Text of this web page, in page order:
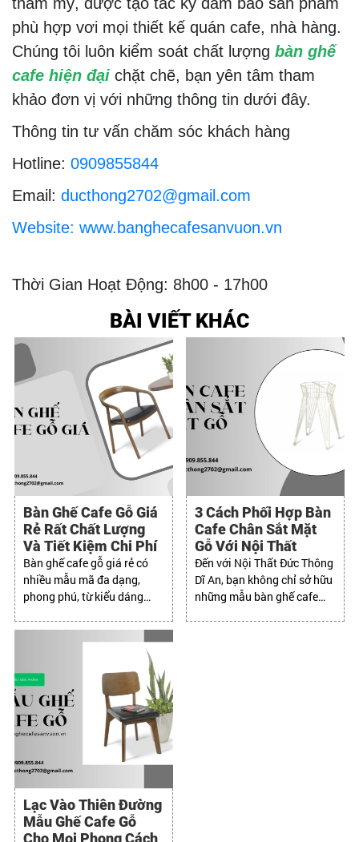
phù hợp vơi mọi thiết kế quán cafe, nhà hàng.
Chúng tôi luôn kiểm soát chất lượng bàn ghế
cafe hiện đại chặt chẽ, bạn yên tâm tham
khảo đơn vị với những thông tin dưới đây.
Thông tin tư vấn chăm sóc khách hàng
Hotline: 0909855844
Email: ducthong2702@gmail.com
Website: www.banghecafesanvuon.vn
Thời Gian Hoạt Động: 8h00 - 17h00
BÀI VIẾT KHÁC
Bàn Ghế Cafe Gỗ Giá
Rẻ Rất Chất Lượng
Và Tiết Kiệm Chi Phí
Bàn ghế cafe gỗ giá rẻ có
nhiều mẫu mã đa dạng,
phong phú, từ kiểu dáng
phong cách hiện đại đến cổ
3 Cách Phối Hợp Bàn
Cafe Chân Sắt Mặt
Gỗ Với Nội Thất
Đến với Nội Thất Đức Thông
Dĩ An, bạn không chỉ sở hữu
những mẫu bàn ghế cafe
Lạc Vào Thiên Đường
Mẫu Ghế Cafe Gỗ
Cho Mọi Phong Cách